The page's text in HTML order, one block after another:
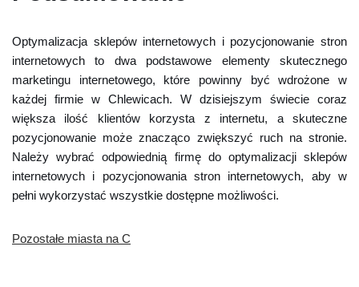
Optymalizacja sklepów internetowych i pozycjonowanie stron
internetowych to dwa podstawowe elementy skutecznego
marketingu internetowego, które powinny być wdrożone w
każdej firmie w Chlewicach. W dzisiejszym świecie coraz
większa ilość klientów korzysta z internetu, a skuteczne
pozycjonowanie może znacząco zwiększyć ruch na stronie.
Należy wybrać odpowiednią firmę do optymalizacji sklepów
internetowych i pozycjonowania stron internetowych, aby w
pełni wykorzystać wszystkie dostępne możliwości.
Pozostałe miasta na C